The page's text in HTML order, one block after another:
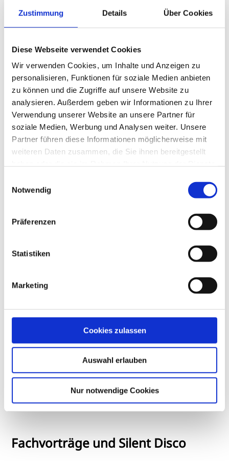
Zustimmung Details Über Cookies
Diese Webseite verwendet Cookies
Wir verwenden Cookies, um Inhalte und Anzeigen zu
personalisieren, Funktionen für soziale Medien anbieten
zu können und die Zugriffe auf unsere Website zu
analysieren. Außerdem geben wir Informationen zu Ihrer
Verwendung unserer Website an unsere Partner für
soziale Medien, Werbung und Analysen weiter. Unsere
Partner führen diese Informationen möglicherweise mit
weiteren Daten zusammen, die Sie ihnen bereitgestellt
Notwendig
Präferenzen
Statistiken
Marketing
Cookies zulassen
Auswahl erlauben
Nur notwendige Cookies
eigenen Ständen zur Verfügung.
Zudem präsentierte R+H an einem eigenen Stand
mehrere Insellösungen vereint. Sie folgt keinem
bestimmten Schema, sondern soll den Augenoptiker
dabei unterstützen, dem Endkunden alles
Technische verständlich zu erklären. „Das Digitale
soll das Haptische hybrid ergänzen“, sagte Marcus
Rummler, R+H-Projektleiter.
Des Weiteren erwartete die Besucher im ersten
Stock des Gebäudes eineigens gedrehter Film, der
das Gewerbeamt stellte sich quer. Kurzentschlossen
griff ein Mitarbeiter zur Kamera und lief damit die
sich sehen lassen: Besucher bekommen Einblicke in
der Maschinen. Etwas, das vor Ort kaum möglich
gewesen wäre.
© Keuchel PR
Fachvorträge und Silent Disco